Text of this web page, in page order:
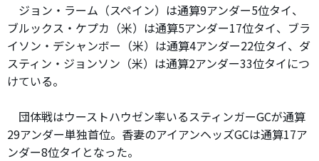
ジョン・ラーム（スペイン）は通算9アンダー5位タイ、
ブルックス・ケプカ（米）は通算5アンダー17位タイ、ブラ
イソン・デシャンボー（米）は通算4アンダー22位タイ、ダ
スティン・ジョンソン（米）は通算2アンダー33位タイにつ
けている。
団体戦はウーストハウゼン率いるスティンガーGCが通算
29アンダー単独首位。香妻のアイアンヘッズGCは通算17ア
ンダー8位タイとなった。